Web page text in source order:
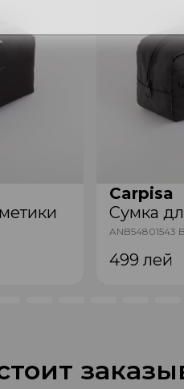
Carpisa
Сумка
ANB54801543
499 лей